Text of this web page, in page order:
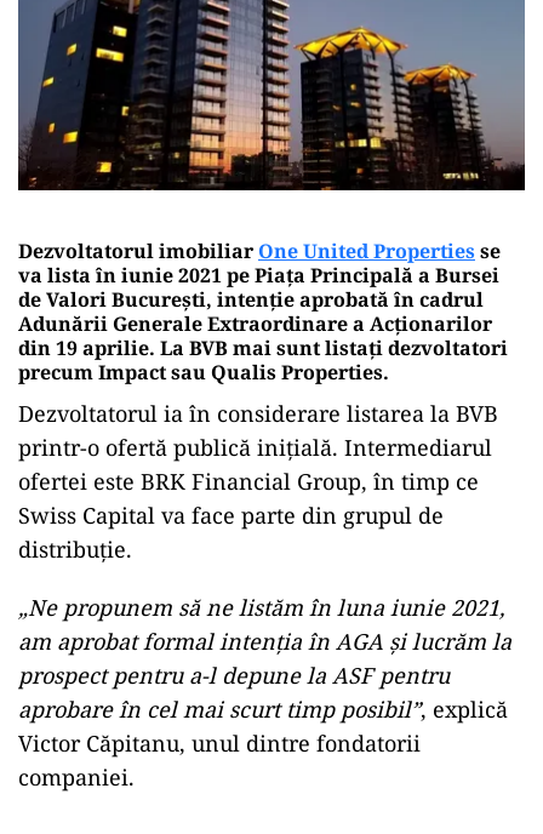
Dezvoltatorul imobiliar One United Propertiesse
va lista în iunie 2021 pe Piața Principală a Bursei
de Valori București, intenție aprobată în cadrul
Adunării Generale Extraordinare a Acționarilor
din 19 aprilie. La BVB mai sunt listați dezvoltatori
precum Impact sau Qualis Properties.
Dezvoltatorul ia în considerare listarea la BVB
printr-o ofertă publică inițială. Intermediarul
ofertei este BRK Financial Group, în timp ce
Swiss Capital va face parte din grupul de
distribuție.
„Ne propunem să ne listăm în luna iunie 2021,
am aprobat formal intenția în AGA și lucrăm la
prospect pentru a-l depune la ASF pentru
aprobare în cel mai scurt timp posibil”, explică
Victor Căpitanu, unul dintre fondatorii
companiei.